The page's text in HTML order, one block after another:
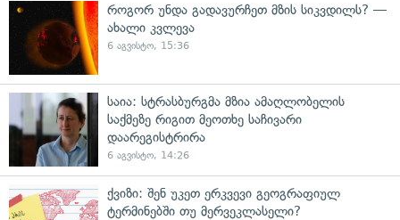
როგორ უნდა გადავურჩეთ მზის სიკვდილს? —
ახალი კვლევა
6 აგვისტო, 15:36
საია: სტრასბურგმა მზია ამაღლობელის
საქმეზე რიგით მეოთხე საჩივარი
დაარეგისტრირა
6 აგვისტო, 14:26
ქვიზი: შენ უკეთ ერკვევი გეოგრაფიულ
ტერმინებში თუ მერვეკლასელი?